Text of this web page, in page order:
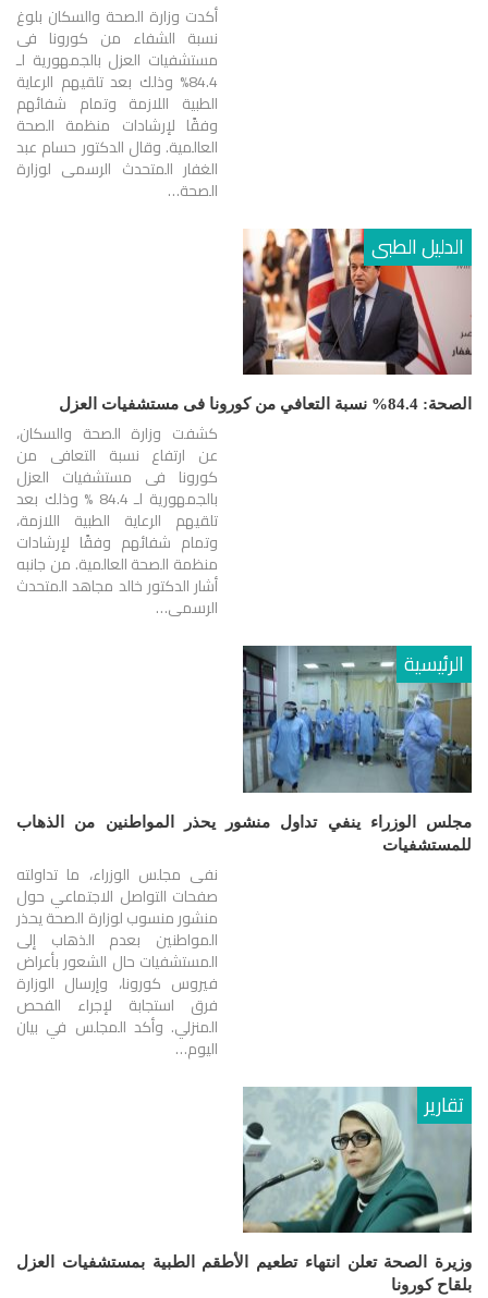
أكدت وزارة الصحة والسكان بلوغ
نسبة الشفاء من كورونا فى
مستشفيات العزل بالجمهورية لـ
84.4% وذلك بعد تلقيهم الرعاية
الطبية اللازمة وتمام شفائهم
وفقًا لإرشادات منظمة الصحة
العالمية. وقال الدكتور حسام عبد
الغفار المتحدث الرسمى لوزارة
الصحة…
الدليل الطبى
الصحة: 84.4% نسبة التعافي من كورونا فى مستشفيات العزل
كشفت وزارة الصحة والسكان،
عن ارتفاع نسبة التعافى من
كورونا فى مستشفيات العزل
بالجمهورية لـ 84.4 % وذلك بعد
تلقيهم الرعاية الطبية اللازمة،
وتمام شفائهم وفقًا لإرشادات
منظمة الصحة العالمية. من جانبه
أشار الدكتور خالد مجاهد المتحدث
الرسمى…
الرئيسية
مجلس الوزراء ينفي تداول منشور يحذر المواطنين من الذهاب
للمستشفيات
نفى مجلس الوزراء، ما تداولته
صفحات التواصل الاجتماعي حول
منشور منسوب لوزارة الصحة يحذر
المواطنين بعدم الذهاب إلى
المستشفيات حال الشعور بأعراض
فيروس كورونا، وإرسال الوزارة
فرق استجابة لإجراء الفحص
المنزلي. وأكد المجلس في بيان
اليوم…
تقارير
وزيرة الصحة تعلن انتهاء تطعيم الأطقم الطبية بمستشفيات العزل
بلقاح كورونا